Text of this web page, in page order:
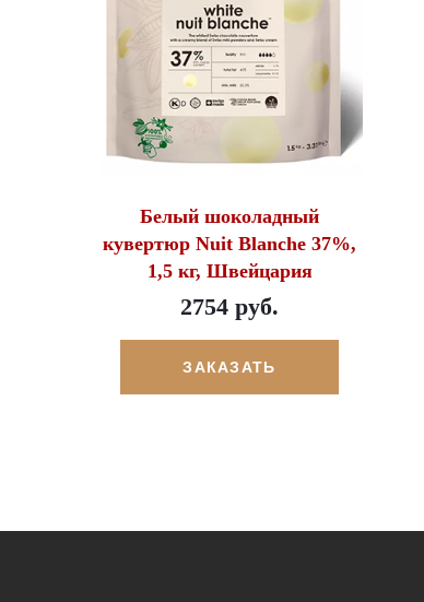
Белый шоколадный
кувертюр Nuit Blanche 37%,
1,5 кг, Швейцария
2754 руб.
ЗАКАЗАТЬ